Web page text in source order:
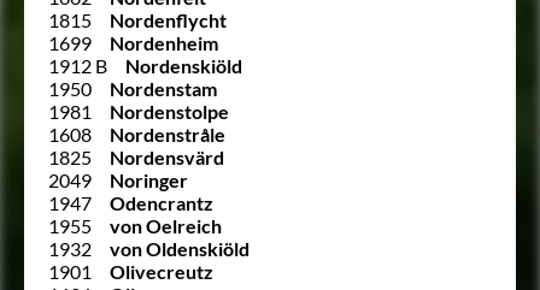
1815
Nordenflycht
1699
Nordenheim
1912 B
Nordenskiöld
1950
Nordenstam
1981
Nordenstolpe
1608
Nordenstråle
1825
Nordensvärd
2049
Noringer
1947
Odencrantz
1955
von Oelreich
1932
von Oldenskiöld
1901
Olivecreutz